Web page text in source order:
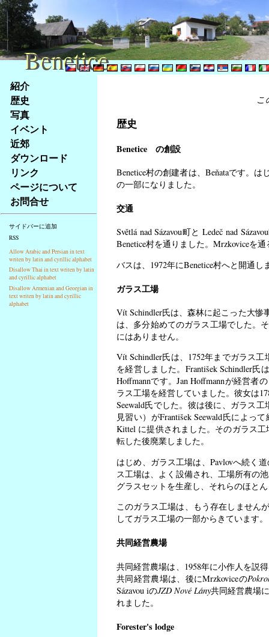
Na
obsah
stránky
Klávesové
zkratky
tomto
webu
základní
Hlavní
strana
紹介
歴史
写真
イベント
近郊
ダウンロード
リンク
ページについて
お問合せ
サイドバーに追加
RSS
Allow Arabic and Persian in text
writen by latin and cyrillic alphabet
Disallow Thai in text writen by latin
and cyrillic alphabet
Disallow Armenian and Georgian in
text writen by latin and cyrillic
alphabet
こ
歴史
Benetice の創設
Benetice村の創建者は、Beňataです。は
の一部になりました。
交通
Světlá nad Sázavou町と Ledeč nad
Benetice村を通りました。Mrzkoviceを
バスは、1972年にBenetice村へと開通し
ガラス工場
Vít Schindler氏は、森林に起こった大惨
は、多分始めてのガラス工場でした。
にはありません。
Vít Schindler氏は、1752年までガラス
を経営しました。František Schindler氏
Hoffmannです。Jan Hoffmannが経営者
ラス工場を経営していました。彼女は
Seewald氏でした。彼は後に、ガラス
見習い）がFrantišek Seewald氏によっ
Kittel に提供されました。そのガラス工
転した後廃業しました。
はじめ、ガラス工場は、Pavlovへ続く
ス工場は、よく設備され、工場所有の
グラスセットを生産し、それらのほと
このガラス工場は、もう存在しません
してガラス工場の一部からきています。
共同経営農場
共同経営農場は、1958年に小作人を説
共同経営農場は、後にMrzkoviceの
Sázavou iのJZD Nové Lány共同経営農場
れました。
Forester's lodge
Benetice
Benetice